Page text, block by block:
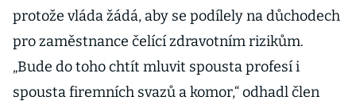
protože vláda žádá, aby se podílely na důchodech
pro zaměstnance čelící zdravotním rizikům.
„Bude do toho chtít mluvit spousta profesí i
spousta firemních svazů a komor,“ odhadl člen